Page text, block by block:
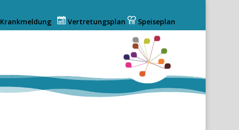
Krankmeldung
Vertretungsplan Speiseplan